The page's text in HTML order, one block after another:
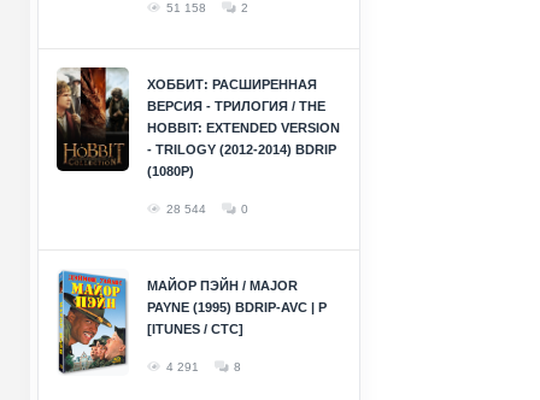
51 158 2
ХОББИТ: РАСШИРЕННАЯ
ВЕРСИЯ - ТРИЛОГИЯ / THE
HOBBIT: EXTENDED VERSION
- TRILOGY (2012-2014) BDRIP
(1080P)
28 544 0
МАЙОР ПЭЙН / MAJOR
PAYNE (1995) BDRIP-AVC | P
[ITUNES / СТС]
4 291 8